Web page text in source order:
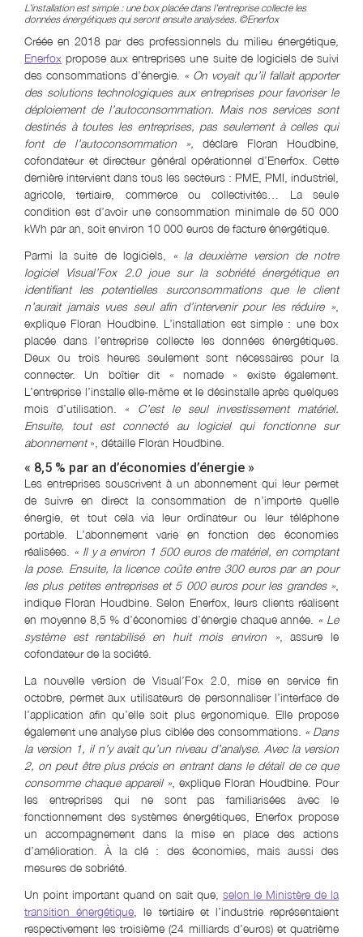
L’installation est simple : une box placée dans l’entreprise collecte les
données énergétiques qui seront ensuite analysées. ©Enerfox
Créée en 2018 par des professionnels du milieu énergétique,
Enerfox propose aux entreprises une suite de logiciels de suivi
des consommations d’énergie. « On voyait qu’il fallait apporter
des solutions technologiques aux entreprises pour favoriser le
déploiement de l’autoconsommation. Mais nos services sont
destinés à toutes les entreprises, pas seulement à celles qui
font de l’autoconsommation », déclare Floran Houdbine,
cofondateur et directeur général opérationnel d’Enerfox. Cette
dernière intervient dans tous les secteurs : PME, PMI, industriel,
agricole, tertiaire, commerce ou collectivités… La seule
condition est d’avoir une consommation minimale de 50 000
kWh par an, soit environ 10 000 euros de facture énergétique.
Parmi la suite de logiciels, « la deuxième version de notre
logiciel Visual’Fox 2.0 joue sur la sobriété énergétique en
identifiant les potentielles surconsommations que le client
n’aurait jamais vues seul afin d’intervenir pour les réduire »
explique Floran Houdbine. L’installation est simple : une box
placée dans l’entreprise collecte les données énergétiques.
Deux ou trois heures seulement sont nécessaires pour la
connecter. Un boîtier dit « nomade » existe également.
L’entreprise l’installe elle-même et le désinstalle après quelques
mois d’utilisation. « C’est le seul investissement matériel.
Ensuite, tout est connecté au logiciel qui fonctionne sur
abonnement», détaille Floran Houdbine.
« 8,5 % par an d’économies d’énergie »
Les entreprises souscrivent à un abonnement qui leur permet
de suivre en direct la consommation de n’importe quelle
énergie, et tout cela via leur ordinateur ou leur téléphone
portable. L’abonnement varie en fonction des économies
réalisées. « Il y a environ 1 500 euros de matériel, en comptant
la pose. Ensuite, la licence coûte entre 300 euros par an pour
les plus petites entreprises et 5 000 euros pour les grandes »
indique Floran Houdbine. Selon Enerfox, leurs clients réalisent
en moyenne 8,5 % d’économies d’énergie chaque année. « Le
système est rentabilisé en huit mois environ », assure le
cofondateur de la société.
La nouvelle version de Visual’Fox 2.0, mise en service fin
octobre, permet aux utilisateurs de personnaliser l’interface de
l’application afin qu’elle soit plus ergonomique. Elle propose
également une analyse plus ciblée des consommations. « Dans
la version 1, il n’y avait qu’un niveau d’analyse. Avec la version
2, on peut être plus précis en entrant dans le détail de ce que
consomme chaque appareil » , explique Floran Houdbine. Pour
les entreprises qui ne sont pas familiarisées avec le
fonctionnement des systèmes énergétiques, Enerfox propose
un accompagnement dans la mise en place des actions
d’amélioration. À la clé : des économies, mais aussi des
mesures de sobriété.
Un point important quand on sait que, selon le Ministère de la
transition énergétique , le tertiaire et l’industrie représentaient
respectivement les troisième (24 milliards d’euros) et quatrième